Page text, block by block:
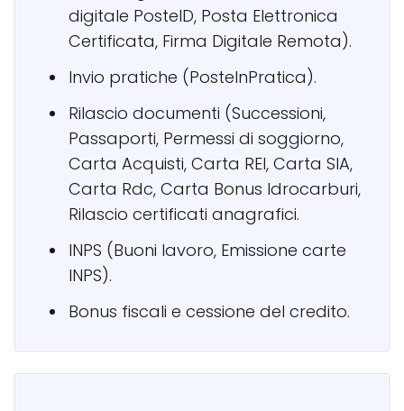
digitale PosteID, Posta Elettronica
Certificata, Firma Digitale Remota).
Invio pratiche (PosteInPratica).
Rilascio documenti (Successioni,
Passaporti, Permessi di soggiorno,
Carta Acquisti, Carta REI, Carta SIA,
Carta Rdc, Carta Bonus Idrocarburi,
Rilascio certificati anagrafici.
INPS (Buoni lavoro, Emissione carte
INPS).
Bonus fiscali e cessione del credito.